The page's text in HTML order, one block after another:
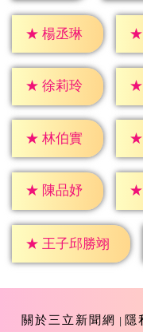
★ 楊丞琳 ★
★ 徐莉玲 ★
★ 林伯實 ★
★ 陳品妤 ★
★ 王子邱勝翊
關於三立新聞網 隱